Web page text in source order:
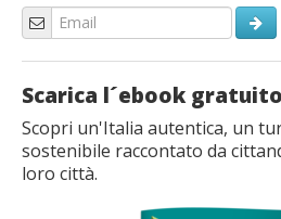
Scarica l´ebook
Scopri un'Italia autentica, un
sostenibile raccontato da
loro città.